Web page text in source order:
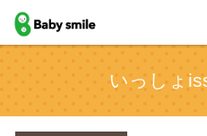
baby smile
いっしょ